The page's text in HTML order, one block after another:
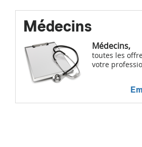
Médecins
Médecins,
toutes les
votre